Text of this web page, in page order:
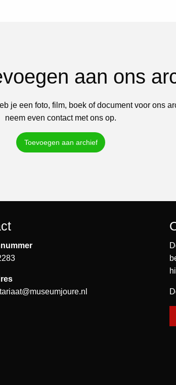
aan ons
je een foto, film, boek of document voor ons
neem even contact met ons op.
Toevoegen aan archief